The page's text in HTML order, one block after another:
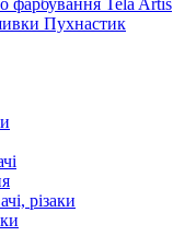
Пухнастик
різаки